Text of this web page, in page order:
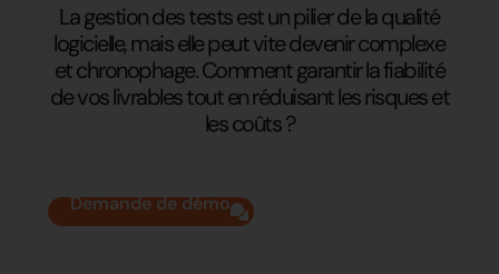
La gestion des tests est un pilier de la qualité
logicielle, mais elle peut vite devenir complexe
et chronophage. Comment garantir la fiabilité
de vos livrables tout en réduisant les risques et
les coûts ?
Demande de démo